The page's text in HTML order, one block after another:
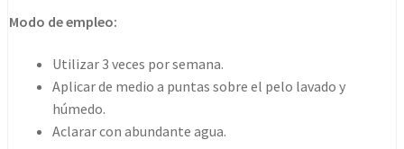
Modo de empleo:
Utilizar 3 veces por semana.
Aplicar de medio a puntas sobre el pelo lavado y
húmedo.
Aclarar con abundante agua.